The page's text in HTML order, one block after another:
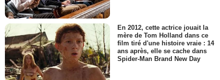
En 2012, cette actrice jouait la
mère de Tom Holland dans ce
film tiré d'une histoire vraie : 14
ans après, elle se cache dans
Spider-Man Brand New Day